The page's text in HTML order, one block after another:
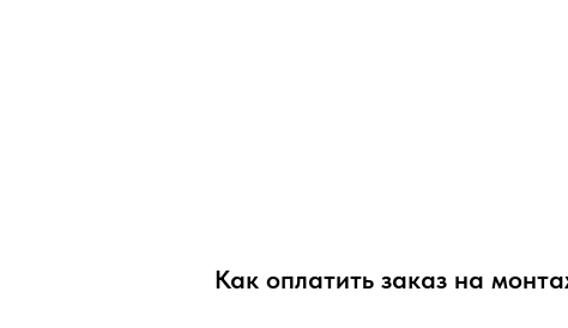
Как оплатить заказ на